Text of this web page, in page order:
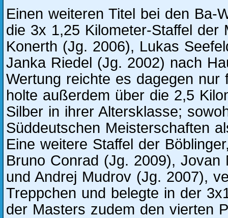
Einen weiteren Titel bei den Ba-
die 3x 1,25 Kilometer-Staffel der
Konerth (Jg. 2006), Lukas
Janka Riedel (Jg. 2002) nach
Wertung reichte es dagegen nur
holte außerdem über die 2,5
Silber in ihrer Altersklasse;
Süddeutschen Meisterschaften
Eine weitere Staffel der
Bruno Conrad (Jg. 2009), Jovan
und Andrej Mudrov (Jg. 2007),
Treppchen und belegte in der
der Masters zudem den vierten